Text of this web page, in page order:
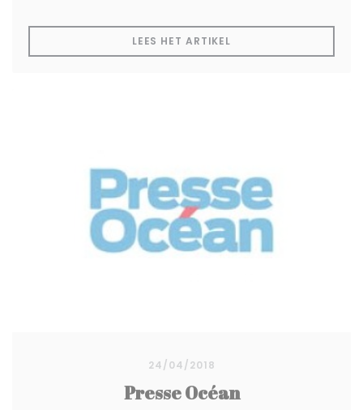
LEES HET ARTIKEL
24/04/2018
Presse Océan